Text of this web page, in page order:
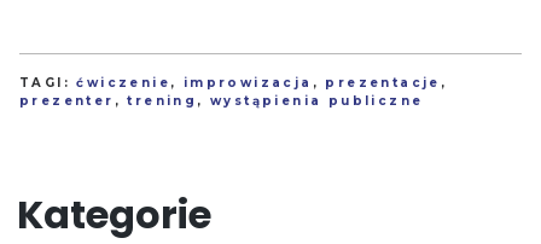
TAGI:ćwiczenie , improwizacja , prezentacje ,
prezenter ,trening ,wystąpienia publiczne
Kategorie